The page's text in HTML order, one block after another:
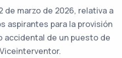
de marzo de 2026, relativa a
aspirantes para la provisión
accidental de un puesto de